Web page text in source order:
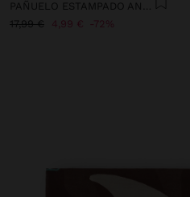
17,99 €
4,99 € 72%